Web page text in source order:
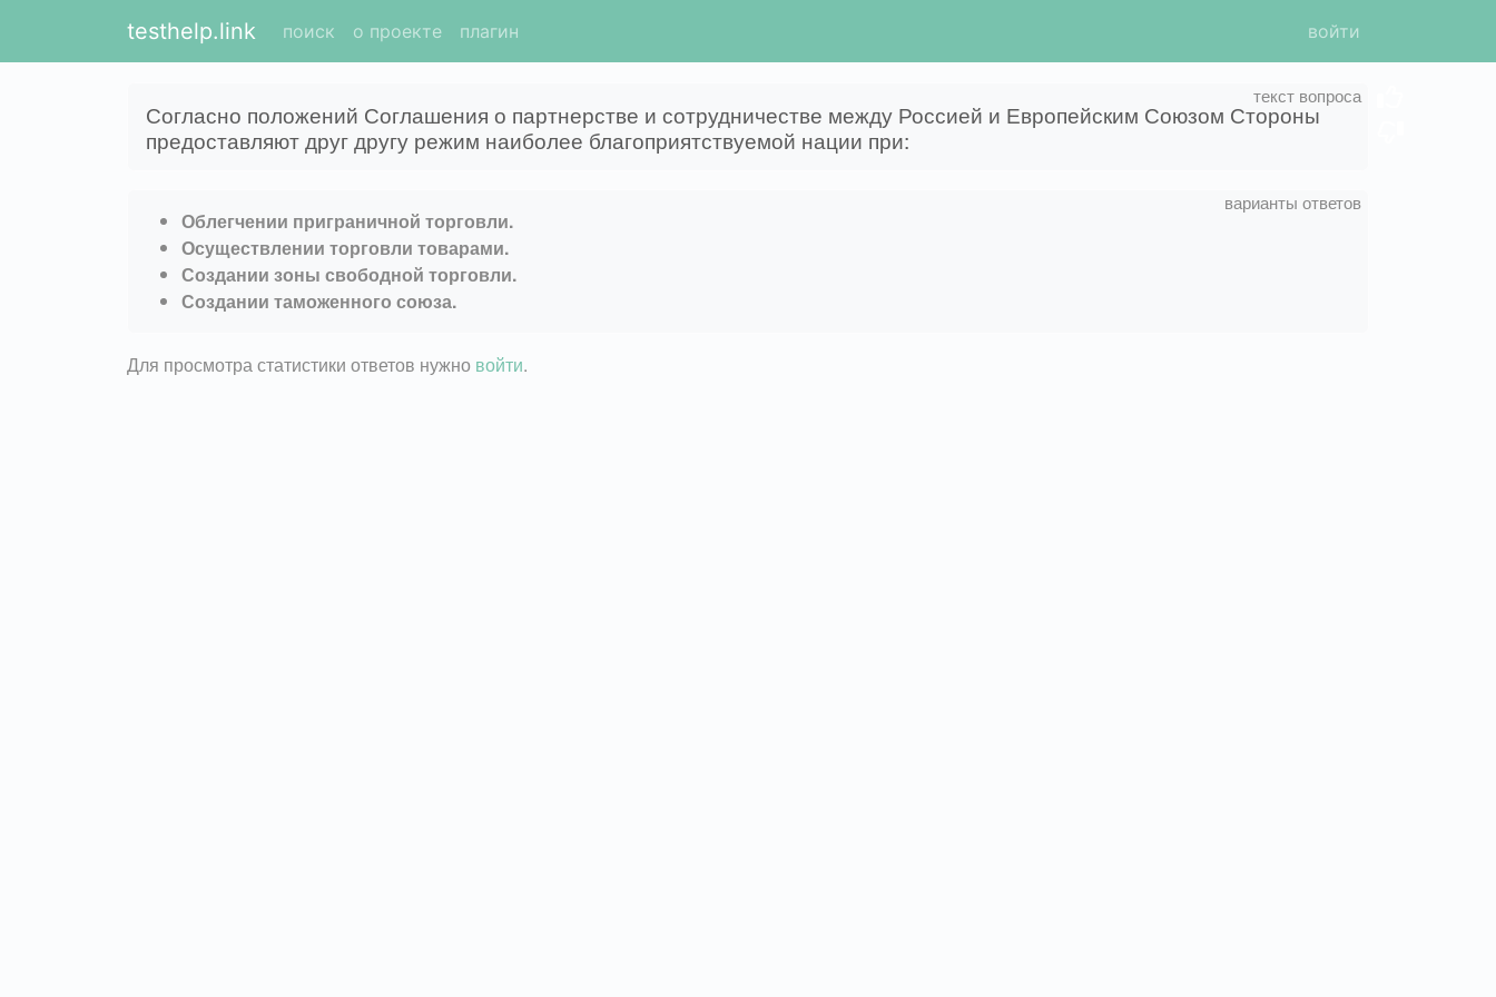
testhelp.link поиск о проекте плагин войти
Согласно положений Соглашения о партнерстве и сотрудничестве между Россией и Европейским Союзом Стороны
предоставляют друг другу режим наиболее благоприятствуемой нации при:
Облегчении приграничной торговли.
Осуществлении торговли товарами.
Создании зоны свободной торговли.
Создании таможенного союза.
Для просмотра статистики ответов нужно войти.